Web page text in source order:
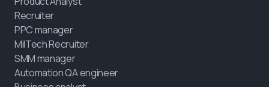
Recruiter
PPC manager
MilTech Recruiter
SMM manager
Automation QA engineer